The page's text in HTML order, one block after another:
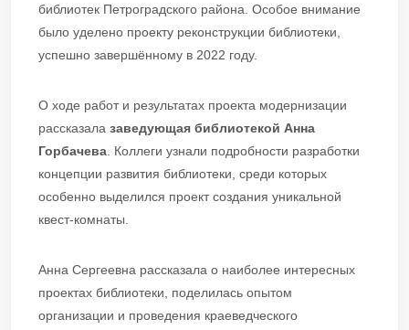
библиотек Петроградского района. Особое внимание
было уделено проекту реконструкции библиотеки,
успешно завершённому в 2022 году.
О ходе работ и результатах проекта модернизации
рассказала заведующая библиотекой Анна
Горбачева . Коллеги узнали подробности разработки
концепции развития библиотеки, среди которых
особенно выделился проект создания уникальной
квест-комнаты.
Анна Сергеевна рассказала о наиболее интересных
проектах библиотеки, поделилась опытом
организации и проведения краеведческого